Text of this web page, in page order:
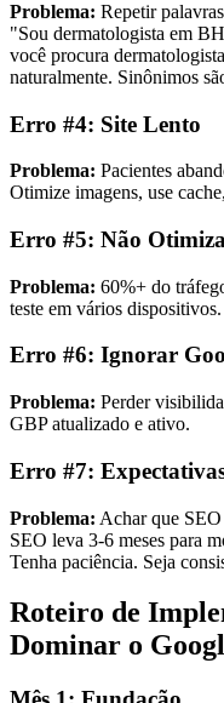
Problema: Repetir
"Sou dermatologista em
você procura
naturalmente. Sinônimos
Erro #4: Site Lento
Problema: Pacientes
Otimize imagens, use
Erro #5: Não
Problema: 60%+ do
teste em vários dispositivos.
Erro #6: Ignorar
Problema: Perder
GBP atualizado e ativo.
Erro #7:
Problema: Achar que SEO
SEO leva 3-6 meses para
Tenha paciência. Seja
Roteiro de
Dominar o